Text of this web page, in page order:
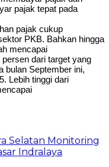
pajak tepat pada
pajak cukup
PKB. Bahkan hingga
mencapai
dari target yang
bulan September ini,
Lebih tinggi dari
Selatan Monitoring
Indralaya